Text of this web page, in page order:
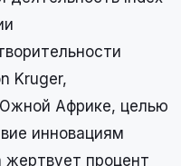
Kruger,
Африке, целью
инновациям
жертвует процент